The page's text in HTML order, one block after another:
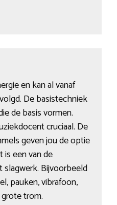
en kan al vanaf
De basistechniek
de basis vormen.
cruciaal. De
geven jou de optie
een van de
Bijvoorbeeld
pauken, vibrafoon,
trom.